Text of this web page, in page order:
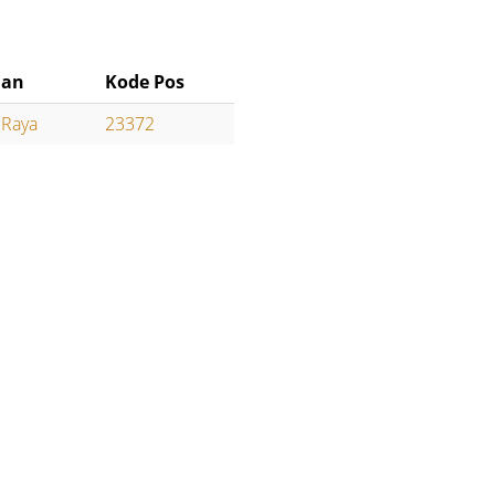
Kode Pos
23372